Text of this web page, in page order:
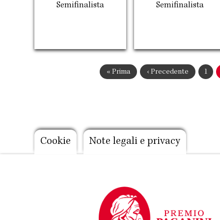
Semifinalista Semifinalista
Prima
« Prima
Pagina
‹ Precedente 1
Footer
Cookie Note legali e privacy